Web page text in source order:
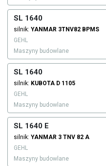
SL 1640
silnik: YANMAR 3TNV82 BPMS
GEHL
Maszyny budowlane
SL 1640
silnik: KUBOTA D 1105
GEHL
Maszyny budowlane
SL 1640 E
silnik: YANMAR 3 TNV 82 A
GEHL
Maszyny budowlane